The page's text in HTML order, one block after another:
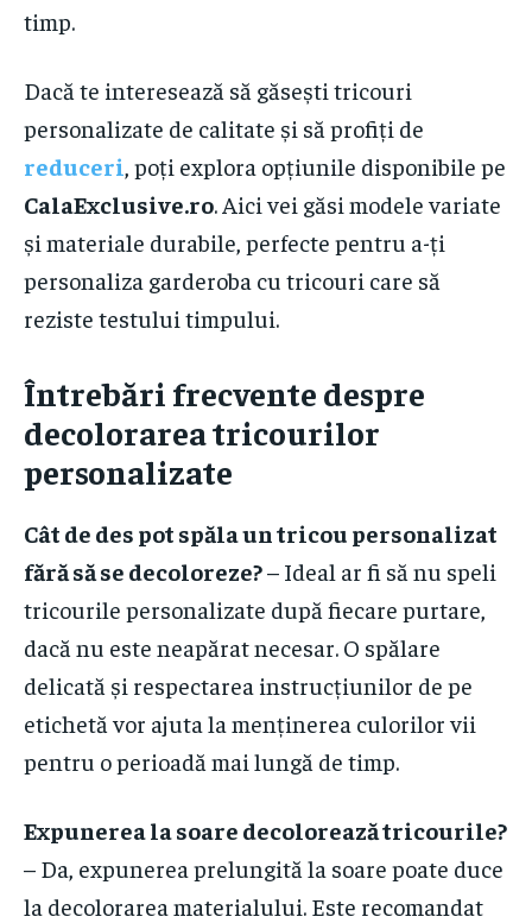
timp.
Dacă te interesează să găsești tricouri
personalizate de calitate și să profiți de
reduceri, poți explora opțiunile disponibile pe
CalaExclusive.ro. Aici vei găsi modele variate
și materiale durabile, perfecte pentru a-ți
personaliza garderoba cu tricouri care să
reziste testului timpului.
Întrebări frecvente despre
decolorarea tricourilor
personalizate
Cât de des pot spăla un tricou personalizat
fără să se decoloreze?– Ideal ar fi să nu speli
tricourile personalizate după fiecare purtare,
dacă nu este neapărat necesar. O spălare
delicată și respectarea instrucțiunilor de pe
etichetă vor ajuta la menținerea culorilor vii
pentru o perioadă mai lungă de timp.
Expunerea la soare decolorează tricourile?
– Da, expunerea prelungită la soare poate duce
la decolorarea materialului. Este recomandat